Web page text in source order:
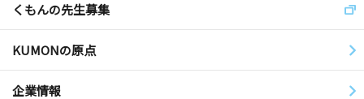
くもんの先生募集
KUMONの原点
企業情報